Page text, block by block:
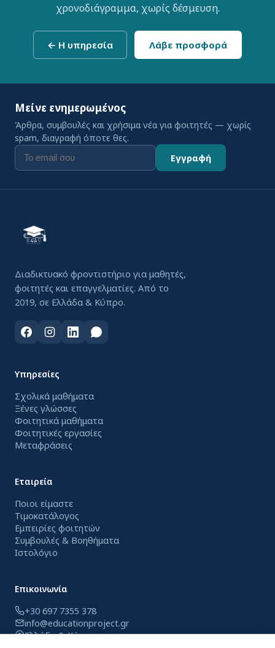
χρονοδιάγραμμα, χωρίς δέσμευση.
← Η υπηρεσία Λάβε προσφορά
Μείνε ενημερωμένος
Άρθρα, συμβουλές και χρήσιμα νέα για φοιτητές — χωρίς
spam, διαγραφή όποτε θες.
Εγγραφή
Διαδικτυακό φροντιστήριο για μαθητές,
φοιτητές και επαγγελματίες. Από το
2019, σε Ελλάδα & Κύπρο.
Υπηρεσίες
Σχολικά μαθήματα
Ξένες γλώσσες
Φοιτητικά μαθήματα
Φοιτητικές εργασίες
Μεταφράσεις
Εταιρεία
Ποιοι είμαστε
Τιμοκατάλογος
Εμπειρίες φοιτητών
Συμβουλές & Βοηθήματα
Ιστολόγιο
Επικοινωνία
+30 697 7355 378
info@educationproject.gr
Ελλάδα & Κύπρος